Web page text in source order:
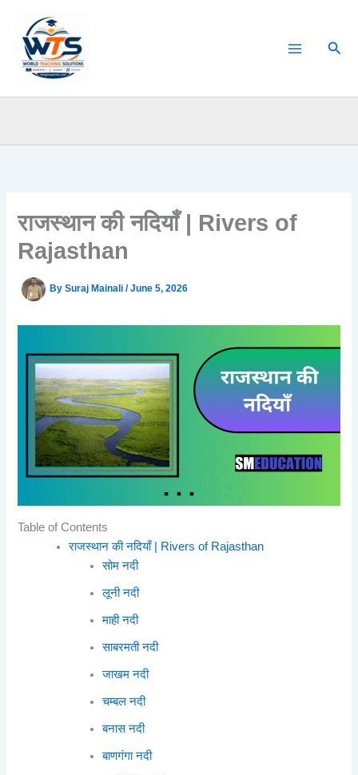
content
राजस्थान की नदियाँ | Rivers of
Rajasthan
BySuraj Mainali/June 5, 2026
Table of Contents
राजस्थान की नदियाँ | Rivers of Rajasthan
सोम नदी
लूनी नदी
माही नदी
साबरमती नदी
जाखम नदी
चम्बल नदी
बनास नदी
बाणगंगा नदी